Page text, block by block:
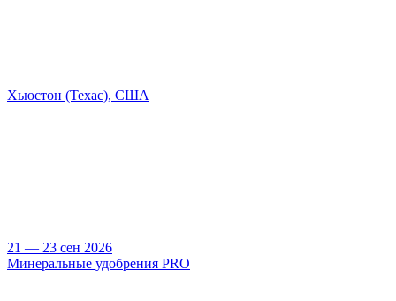
Хьюстон (Техас), США
21 — 23 сен 2026
Минеральные удобрения PRO